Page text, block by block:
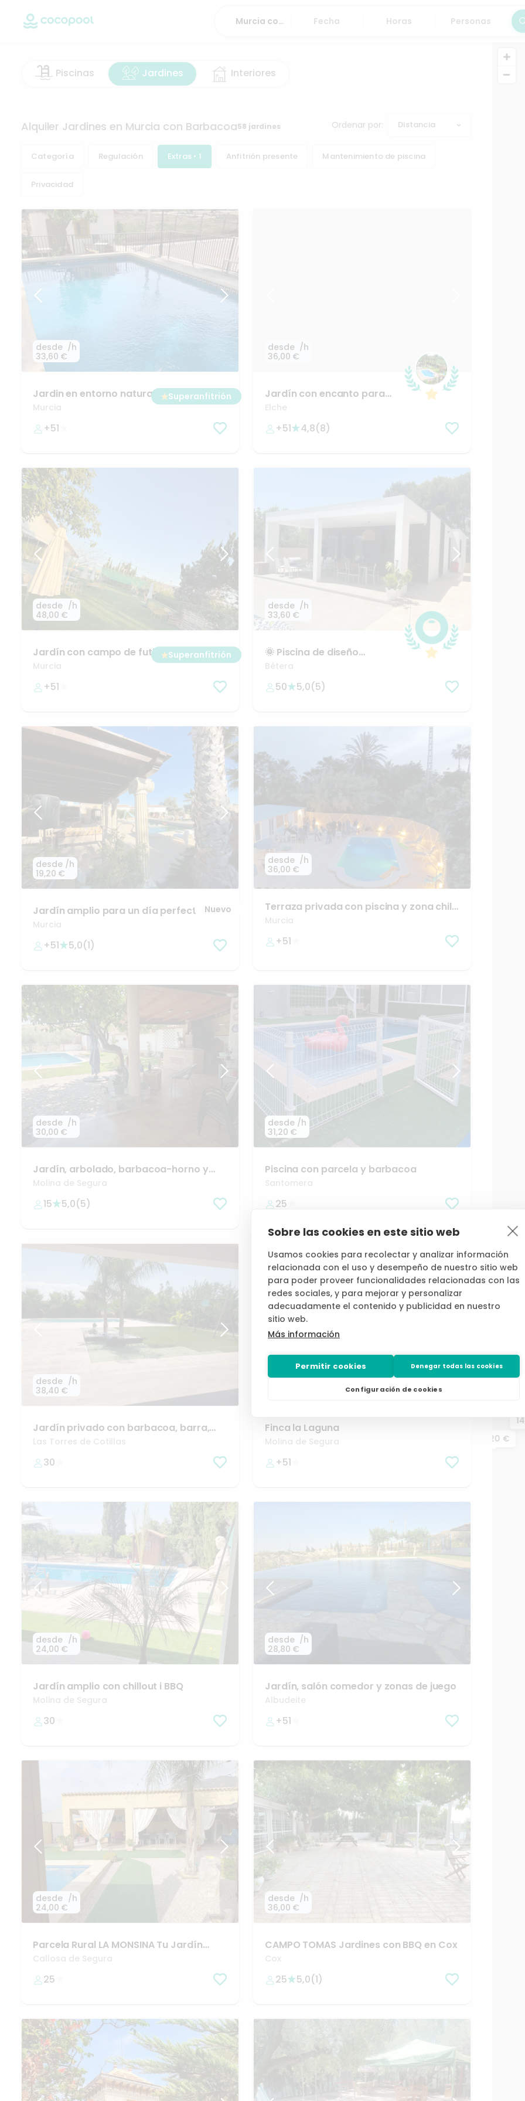
Sobre las cookies en este sitio web
Usamos cookies para recolectar y analizar información
relacionada con el uso y desempeño de nuestro sitio web
para poder proveer funcionalidades relacionadas con las
redes sociales, y para mejorar y personalizar
adecuadamente el contenido y publicidad en nuestro
sitio web.
Más información
Permitir cookies Denegar todas las cookies
Configuración de cookies
Fecha Horas Personas
Piscinas Jardines Interiores
Alquiler Jardines en Murcia con Barbacoa58 jardines Ordenar por: Distancia
Categoría Regulación Extras • 1 Anfitrión presente Mantenimiento de piscina
Privacidad
desde
33,60 €
/h
Jardinen entorno natural enel centro
de Murcia
Murcia
+51
★Superanfitrión
desde
36,00 €
/h
Jardín con encanto para
tus eventos
Elche
+51 4,8(8)
desde
48,00 €
/h
Jardín con campo de futbolychillout
Murcia
+51
★Superanfitrión
desde
33,60 €
/h
🌞 Piscina de diseño
moderno
Bétera
50 5,0(5)
desde
19,20 €
/h
Jardín amplio para un día perfecto!!
Murcia
+51 5,0(1)
Nuevo
desde
36,00 €
/h
Terraza privada con piscina y zona chill
out
Murcia
+51
desde
30,00 €
/h
Jardín​​,​ arbolado​​,​ barbacoa-horno y
más.
Molina de Segura
15 5,0(5)
desde
31,20 €
/h
Piscina con parcela y barbacoa
Santomera
25
desde
38,40 €
/h
Jardín privado con barbacoa​,​ barra​,​
horno de leña​,​ cocina…
Las Torres de Cotillas
30
desde /h
Finca la Laguna
Molina de Segura
+51
desde
24,00 €
/h
Jardín amplio con chillout i BBQ
Molina de Segura
30
desde
28,80 €
/h
Jardín​,​ salón comedor y zonas de juego
Albudeite
+51
desde
24,00 €
/h
Parcela Rural LA MONSINATu Jardín
Exclusivopor Horas
Callosa de Segura
25
desde
36,00 €
/h
CAMPO TOMAS Jardines con BBQ en Cox
Cox
25 5,0(1)
19,20 €